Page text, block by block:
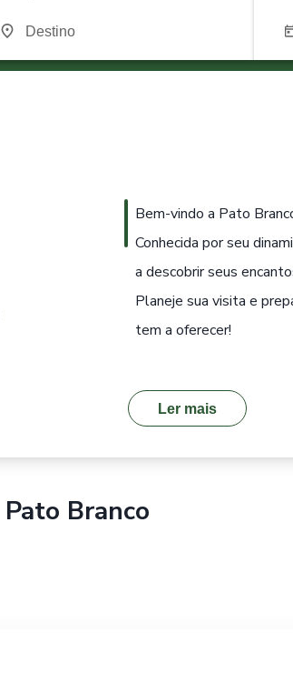
Bem-vindo a Pato
Conhecida por seu
a descobrir seus
Planeje sua visita e
tem a oferecer!
Ler mais
Pato Branco